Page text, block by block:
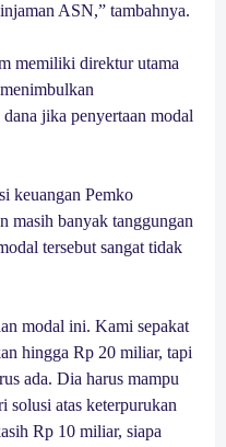
ASN,” tambahnya.
memiliki direktur utama
jika penyertaan modal
keuangan Pemko
masih banyak tanggungan
tersebut sangat tidak
modal ini. Kami sepakat
hingga Rp 20 miliar, tapi
ada. Dia harus mampu
solusi atas keterpurukan
Rp 10 miliar, siapa